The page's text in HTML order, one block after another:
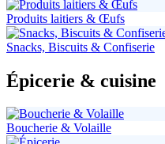
Produits laitiers & Œufs
Snacks, Biscuits & Confiserie
Épicerie & cuisine
Boucherie & Volaille